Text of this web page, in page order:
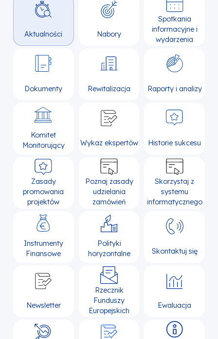
Aktualności Nabory
Spotkania
informacyjne i
wydarzenia
Dokumenty Rewitalizacja Raporty i analizy
Komitet
Monitorujący
Wykaz ekspertów Historie sukcesu
Zasady
promowania
projektów
Poznaj zasady
udzielania
zamówień
Skorzystaj z
systemu
informatycznego
Instrumenty
Finansowe
Polityki
horyzontalne
Skontaktuj się
Newsletter
Rzecznik
Funduszy
Europejskich
Ewaluacja